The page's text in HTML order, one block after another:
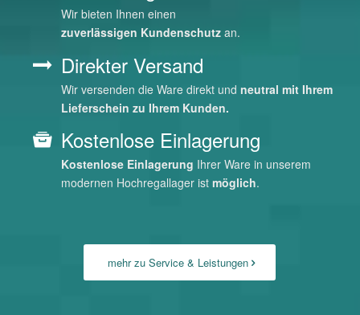
Kostenlose Einlagerung
Kostenlose EinlagerungIhrer Ware in unserem
modernen Hochregallager ist
mehr zu Service & Leistungen
Produkt-Beispiele: